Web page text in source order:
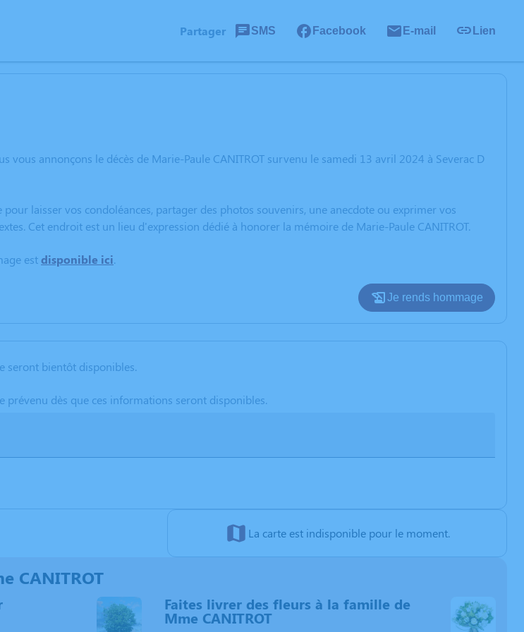
Partager SMS Facebook E-mail Lien
vous annonçons le décès de Marie-Paule CANITROT survenu le samedi 13 avril 2024 à Severac D
laisser vos condoléances, partager des photos souvenirs, une anecdote ou exprimer vos
Cet endroit est un lieu d'expression dédié à honorer la mémoire de Marie-Paule CANITROT.
estdisponible ici.
Je rends hommage
seront bientôt disponibles.
prévenu dès que ces informations seront disponibles.
La carte est indisponible pour le moment.
CANITROT
Faites livrer des fleurs à la famille de
Mme CANITROT